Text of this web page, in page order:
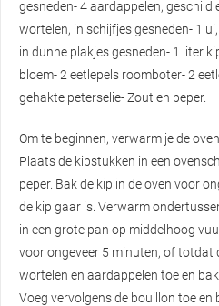
gesneden- 4 aardappelen, geschild
wortelen, in schijfjes gesneden- 1
in dunne plakjes gesneden- 1 liter
bloem- 2 eetlepels roomboter- 2
gehakte peterselie- Zout en peper.
Om te beginnen, verwarm je de
Plaats de kipstukken in een
peper. Bak de kip in de oven voor
de kip gaar is. Verwarm
in een grote pan op middelhoog
voor ongeveer 5 minuten, of totdat
wortelen en aardappelen toe en
Voeg vervolgens de bouillon toe en